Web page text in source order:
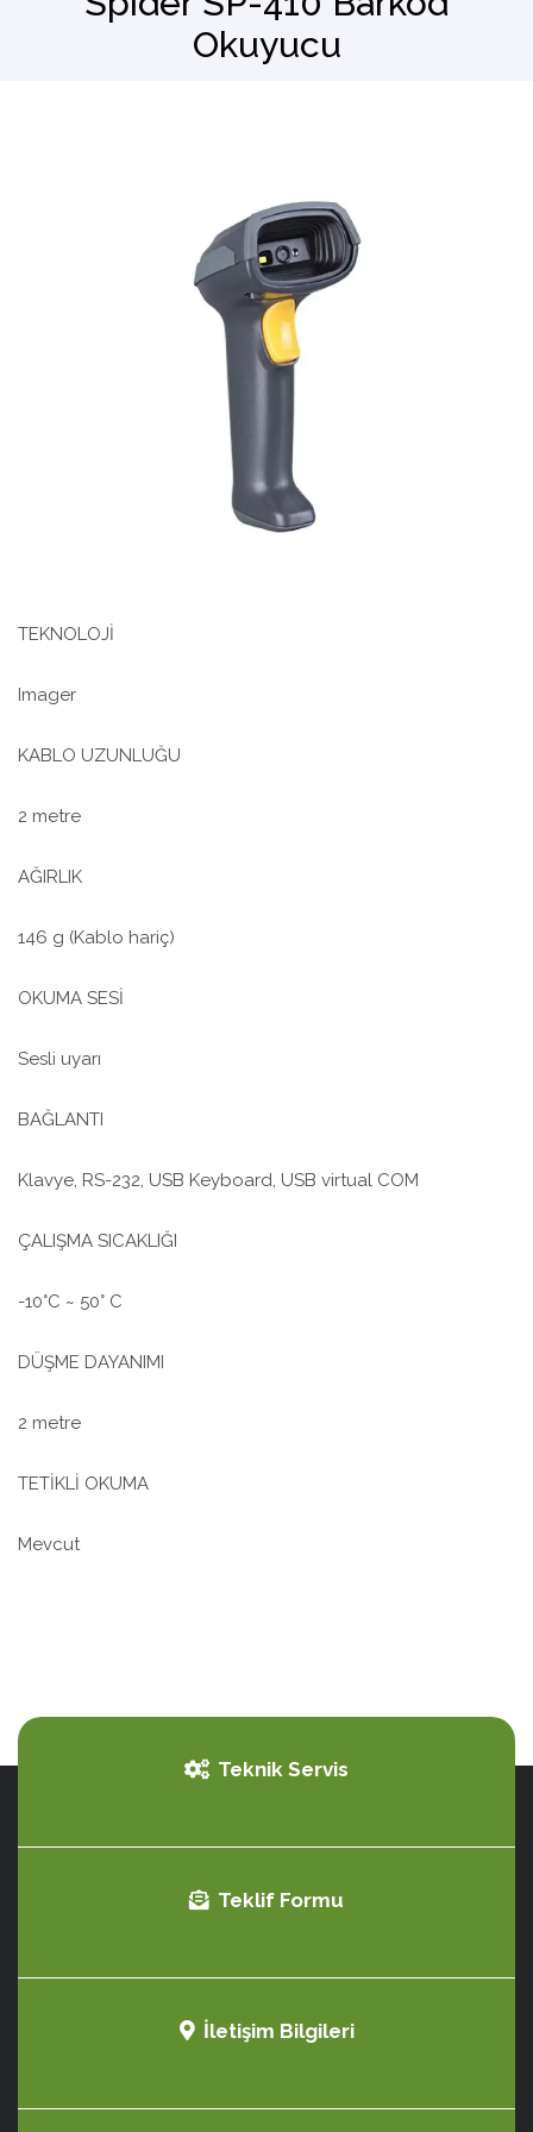
Okuyucu
TEKNOLOJİ
Imager
KABLO UZUNLUĞU
2 metre
AĞIRLIK
146 g (Kablo hariç)
OKUMA SESİ
Sesli uyarı
BAĞLANTI
Klavye, RS-232, USB Keyboard, USB virtual COM
ÇALIŞMA SICAKLIĞI
-10°C ~ 50° C
DÜŞME DAYANIMI
2 metre
TETİKLİ OKUMA
Mevcut
Teknik Servis
Teklif Formu
İletişim Bilgileri